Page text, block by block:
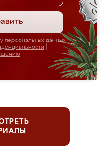
персональных данных